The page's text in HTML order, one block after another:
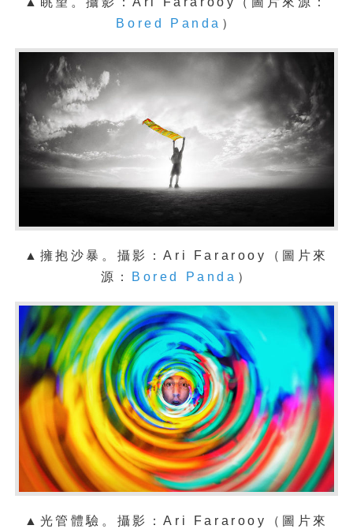
Bored Panda ）
▲擁抱沙暴 。攝影：Ari Fararooy
（圖片來
源：
Bored Panda ）
▲光管體驗 。攝影：Ari Fararooy
（圖片來